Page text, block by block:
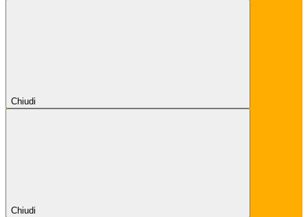
Chiudi
Chiudi